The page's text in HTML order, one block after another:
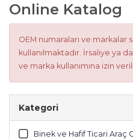
Online Katalog
OEM numaraları ve markalar
kullanılmaktadır. İrsaliye ya
ve marka kullanımına izin
Kategori
Binek ve Hafif Ticari Araç